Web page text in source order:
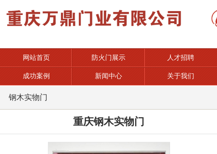
网站首页 防火门展示 人才招聘
成功案例 新闻中心 关于我们
钢木实物门
重庆钢木实物门